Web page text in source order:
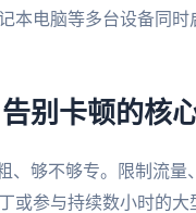
本电脑等多台设备同
别卡顿的核
、够不够专。限制流
或参与持续数小时的